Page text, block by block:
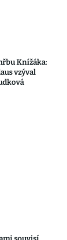
Knížáka:
vzýval